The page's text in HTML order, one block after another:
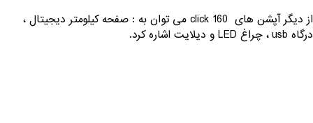
از دیگر آپشن های click 160 می توان به : صفحه کیلومتر دیجیتال ،
درگاه usb ، چراغ LED و دیلایت اشاره کرد.